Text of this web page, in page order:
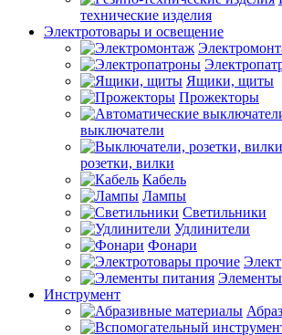
технические изделия
Электротовары и освещение
Ящики, щиты
Прожекторы
выключатели
розетки, вилки
Кабель
Лампы
Светильники
Удлинители
Фонари
Инструмент